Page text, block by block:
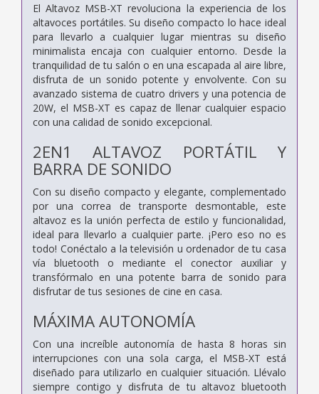
El Altavoz MSB-XT revoluciona la experiencia de los
altavoces portátiles. Su diseño compacto lo hace ideal
para llevarlo a cualquier lugar mientras su diseño
minimalista encaja con cualquier entorno. Desde la
tranquilidad de tu salón o en una escapada al aire libre,
disfruta de un sonido potente y envolvente. Con su
avanzado sistema de cuatro drivers y una potencia de
20W, el MSB-XT es capaz de llenar cualquier espacio
con una calidad de sonido excepcional.
2EN1 ALTAVOZ PORTÁTIL Y
BARRA DE SONIDO
Con su diseño compacto y elegante, complementado
por una correa de transporte desmontable, este
altavoz es la unión perfecta de estilo y funcionalidad,
ideal para llevarlo a cualquier parte. ¡Pero eso no es
todo! Conéctalo a la televisión u ordenador de tu casa
vía bluetooth o mediante el conector auxiliar y
transfórmalo en una potente barra de sonido para
disfrutar de tus sesiones de cine en casa.
MÁXIMA AUTONOMÍA
Con una increíble autonomía de hasta 8 horas sin
interrupciones con una sola carga, el MSB-XT está
diseñado para utilizarlo en cualquier situación. Llévalo
siempre contigo y disfruta de tu altavoz bluetooth